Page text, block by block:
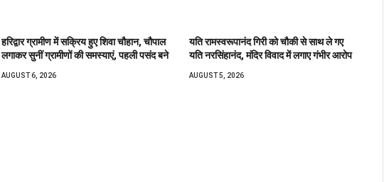
हरिद्वार ग्रामीण में सक्रिय हुए शिवा चौहान, चौपाल
लगाकर सुनीं ग्रामीणों की समस्याएं, पहली पसंद बने
AUGUST 6, 2026
यति रामस्वरूपानंद गिरी को चौकी से साथ ले गए
यति नरसिंहानंद, मंदिर विवाद में लगाए गंभीर आरोप
AUGUST 5, 2026